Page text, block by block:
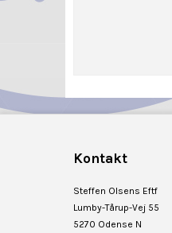
Kontakt
Steffen Olsens Eftf
Lumby-Tårup-Vej 55
5270 Odense N